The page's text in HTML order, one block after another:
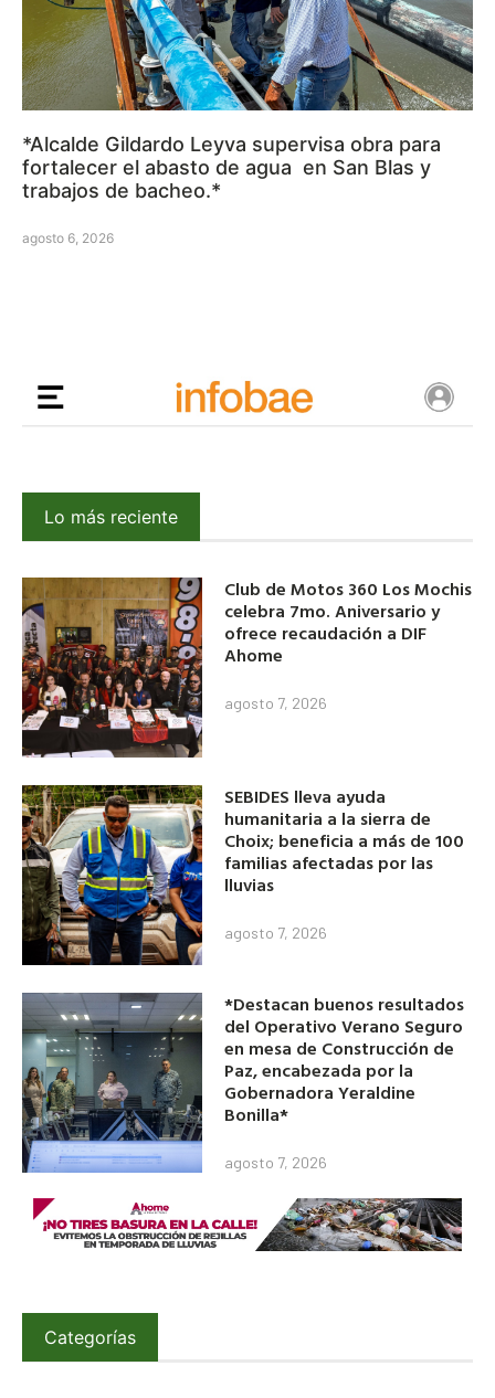
*Alcalde Gildardo Leyva supervisa obra para
fortalecer el abasto de agua en San Blas y
trabajos de bacheo.*
agosto 6, 2026
Lo más reciente
Club de Motos 360 Los Mochis
celebra 7mo. Aniversario y
ofrece recaudación a DIF
Ahome
agosto 7, 2026
SEBIDES lleva ayuda
humanitaria a la sierra de
Choix; beneficia a más de 100
familias afectadas por las
lluvias
agosto 7, 2026
*Destacan buenos resultados
del Operativo Verano Seguro
en mesa de Construcción de
Paz, encabezada por la
Gobernadora Yeraldine
Bonilla*
agosto 7, 2026
Categorías